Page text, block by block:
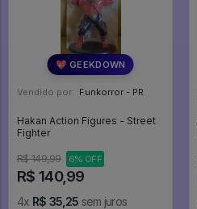
💖 GEEKDOWN
Vendido por: Funkorror - PR
Hakan Action Figures - Street
Fighter
R$ 149,99 6% OFF
R$ 140,99
4x R$ 35,25 sem juros